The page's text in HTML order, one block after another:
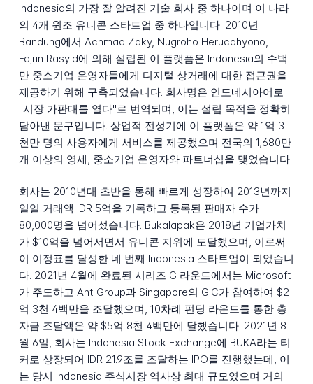
Indonesia의 가장 잘 알려진 기술 회사 중 하나이며 이 나라
의 4개 원조 유니콘 스타트업 중 하나입니다. 2010년
Bandung에서 Achmad Zaky, Nugroho Herucahyono,
Fajrin Rasyid에 의해 설립된 이 플랫폼은 Indonesia의 수백
만 중소기업 운영자들에게 디지털 상거래에 대한 접근권을
제공하기 위해 구축되었습니다. 회사명은 인도네시아어로
"시장 가판대를 열다"로 번역되며, 이는 설립 목적을 정확히
담아낸 문구입니다. 상업적 전성기에 이 플랫폼은 약 1억 3
천만 명의 사용자에게 서비스를 제공했으며 전국의 1,680만
개 이상의 영세, 중소기업 운영자와 파트너십을 맺었습니다.
회사는 2010년대 초반을 통해 빠르게 성장하여 2013년까지
일일 거래액 IDR 5억을 기록하고 등록된 판매자 수가
80,000명을 넘어섰습니다. Bukalapak은 2018년 기업가치
가 $10억을 넘어서면서 유니콘 지위에 도달했으며, 이로써
이 이정표를 달성한 네 번째 Indonesia 스타트업이 되었습니
다. 2021년 4월에 완료된 시리즈 G 라운드에서는 Microsoft
가 주도하고 Ant Group과 Singapore의 GIC가 참여하여 $2
억 3천 4백만을 조달했으며, 10차례 펀딩 라운드를 통한 총
자금 조달액은 약 $5억 8천 4백만에 달했습니다. 2021년 8
월 6일, 회사는 Indonesia Stock Exchange에 BUKA라는 티
커로 상장되어 IDR 21.9조를 조달하는 IPO를 진행했는데, 이
는 당시 Indonesia 주식시장 역사상 최대 규모였으며 거의